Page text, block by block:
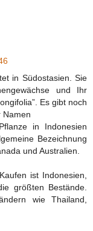
in Südostasien. Sie
und Ihr
Es gibt noch
Namen
in Indonesien
Bezeichnung
und Australien.
ist Indonesien,
größten Bestände.
wie Thailand,